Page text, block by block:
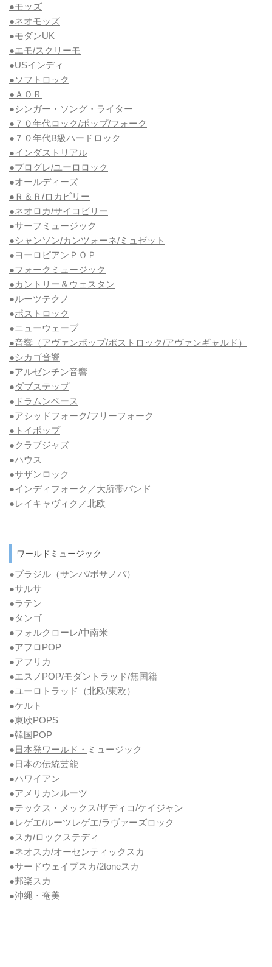
●モッズ
●ネオモッズ
●モダンUK
●エモ/スクリーモ
●USインディ
●ソフトロック
●ＡＯＲ
●シンガー・ソング・ライター
●７０年代ロック/ポップ/フォーク
●７０年代B級ハードロック
●インダストリアル
●プログレ/ユーロロック
●オールディーズ
●Ｒ＆Ｒ/ロカビリー
●ネオロカ/サイコビリー
●サーフミュージック
●シャンソン/カンツォーネ/ミュゼット
●ヨーロピアンＰＯＰ
●フォークミュージック
●カントリー＆ウェスタン
●ルーツテクノ
●ポストロック
●ニューウェーブ
●音響（アヴァンポップ/ポストロック/アヴァンギャルド）
●シカゴ音響
●アルゼンチン音響
●ダブステップ
● ドラムンベース
●アシッドフォーク/フリーフォーク
●トイポップ
●クラブジャズ
●ハウス
●サザンロック
●インディフォーク／大所帯バンド
●レイキャヴィク／北欧
ワールドミュージック
●ブラジル（サンバ/ボサノバ）
●サルサ
●ラテン
●タンゴ
●フォルクローレ/中南米
●アフロPOP
●アフリカ
●エスノPOP/モダントラッド/無国籍
●ユーロトラッド（北欧/東欧）
●ケルト
●東欧POPS
●韓国POP
●日本発ワールド・ ミュージック
●日本の伝統芸能
●ハワイアン
●アメリカンルーツ
●テックス・メックス/ザディコ/ケイジャン
●レゲエ/ルーツレゲエ/ラヴァーズロック
●スカ/ロックステディ
●ネオスカ/オーセンティックスカ
●サードウェイブスカ/2toneスカ
●邦楽スカ
●沖縄・奄美